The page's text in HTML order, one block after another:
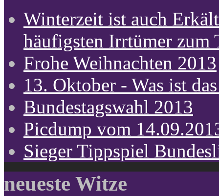
Winterzeit ist auch
häufigsten Irrtümer zum
Frohe Weihnachten 2013
13. Oktober - Was ist
Bundestagswahl 2013
Picdump vom
Sieger Tippspiel
neueste Witze